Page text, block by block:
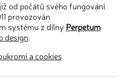
od počátů svého fungování
provozován
systému z dílny Perpetum
design.
a cookies